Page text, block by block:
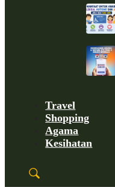
Travel
Shopping
Agama
Kesihatan